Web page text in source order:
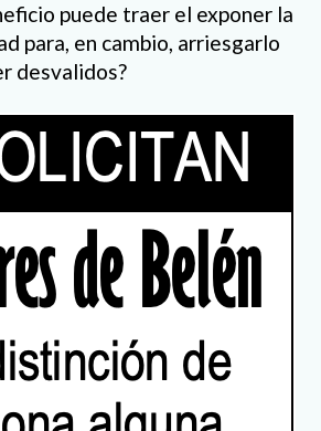
puede traer el exponer la
para, en cambio, arriesgarlo
desvalidos?